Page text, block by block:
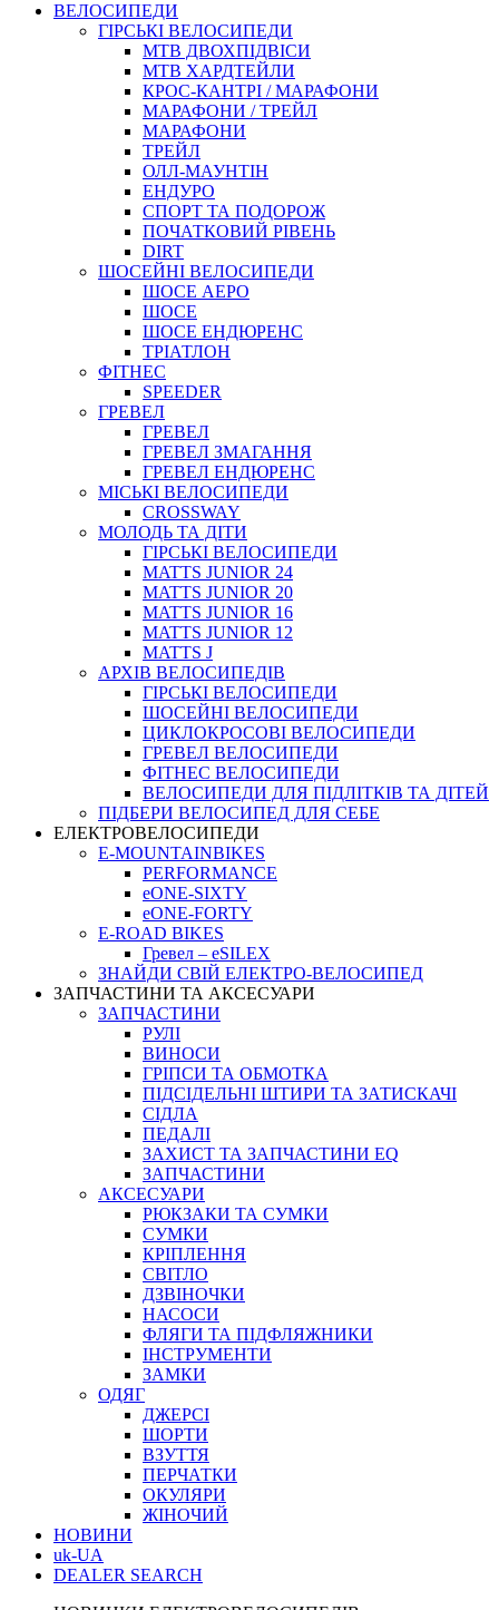
ВЕЛОСИПЕДИ
ГІРСЬКІ ВЕЛОСИПЕДИ
MTB ДВОХПIДВIСИ
MTB ХАРДТЕЙЛИ
КРОС-КАНТРI / МАРАФОНИ
МАРАФОНИ / ТРЕЙЛ
МАРАФОНИ
ТРЕЙЛ
ОЛЛ-МАУНТIН
ЕНДУРО
СПОРТ ТА ПОДОРОЖ
ПОЧАТКОВИЙ РIВЕНЬ
DIRT
ШОСЕЙНІ ВЕЛОСИПЕДИ
ШОСЕ АЕРО
ШОСЕ
ШОСЕ ЕНДЮРЕНС
ТРІАТЛОН
ФІТНЕС
SPEEDER
ГРЕВЕЛ
ГРЕВЕЛ
ГРЕВЕЛ ЗМАГАННЯ
ГРЕВЕЛ ЕНДЮРЕНС
МІСЬКІ ВЕЛОСИПЕДИ
CROSSWAY
МОЛОДЬ ТА ДІТИ
ГIРСЬКI ВЕЛОСИПЕДИ
MATTS JUNIOR 24
MATTS JUNIOR 20
MATTS JUNIOR 16
MATTS JUNIOR 12
MATTS J
АРХIВ ВЕЛОСИПЕДIВ
ГІРСЬКІ ВЕЛОСИПЕДИ
ШОСЕЙНІ ВЕЛОСИПЕДИ
ЦИКЛОКРОСОВІ ВЕЛОСИПЕДИ
ГРЕВЕЛ ВЕЛОСИПЕДИ
ФІТНЕС ВЕЛОСИПЕДИ
ВЕЛОСИПЕДИ ДЛЯ ПІДЛІТКІВ ТА ДІТЕЙ
ПIДБЕРИ ВЕЛОСИПЕД ДЛЯ СЕБЕ
ЕЛЕКТРОВЕЛОСИПЕДИ
E-MOUNTAINBIKES
PERFORMANCE
eONE-SIXTY
eONE-FORTY
E-ROAD BIKES
Гревел – eSILEX
ЗНАЙДИ СВІЙ ЕЛЕКТРО-ВЕЛОСИПЕД
ЗАПЧАСТИНИ ТА АКСЕСУАРИ
ЗАПЧАСТИНИ
РУЛІ
ВИНОСИ
ГРІПСИ ТА ОБМОТКА
ПІДСІДЕЛЬНІ ШТИРИ ТА ЗАТИСКАЧІ
СІДЛА
ПЕДАЛІ
ЗАХИСТ ТА ЗАПЧАСТИНИ EQ
ЗАПЧАСТИНИ
АКСЕСУАРИ
РЮКЗАКИ ТА СУМКИ
СУМКИ
КРІПЛЕННЯ
СВІТЛО
ДЗВІНОЧКИ
НАСОСИ
ФЛЯГИ ТА ПІДФЛЯЖНИКИ
ІНСТРУМЕНТИ
ЗАМКИ
ОДЯГ
ДЖЕРСІ
ШОРТИ
ВЗУТТЯ
ПЕРЧАТКИ
ОКУЛЯРИ
ЖІНОЧИЙ
НОВИНИ
uk-UA
DEALER SEARCH